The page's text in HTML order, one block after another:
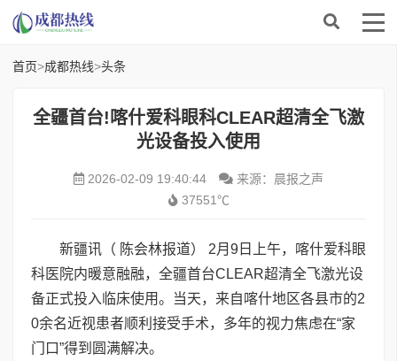
首页>成都热线>头条
全疆首台!喀什爱科眼科CLEAR超清全飞激
光设备投入使用
2026-02-09 19:40:44
来源：晨报之声
37551℃
新疆讯（ 陈会林报道） 2月9日上午，喀什爱科眼
科医院内暖意融融，全疆首台CLEAR超清全飞激光设
备正式投入临床使用。当天，来自喀什地区各县市的2
0余名近视患者顺利接受手术，多年的视力焦虑在“家
门口”得到圆满解决。